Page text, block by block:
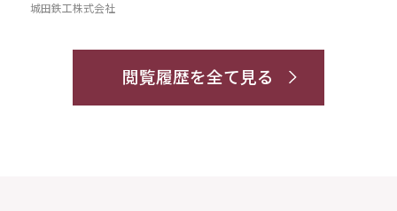
城田鉄工株式会社
閲覧履歴を全て見る